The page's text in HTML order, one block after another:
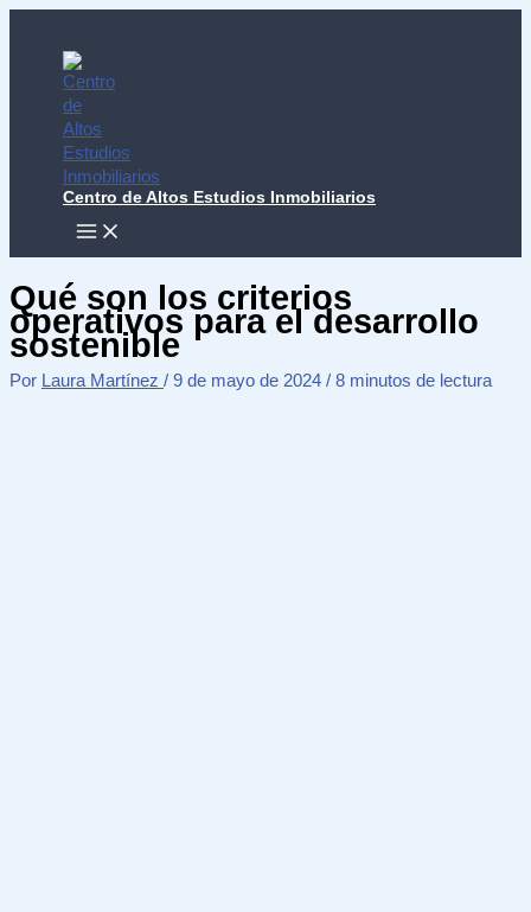
contenido
Centro de Altos Estudios Inmobiliarios
MAIN
MENU
Qué son los criterios
operativos para el desarrollo
sostenible
Por Laura Martínez / 9 de mayo de 2024 / 8 minutos de lectura